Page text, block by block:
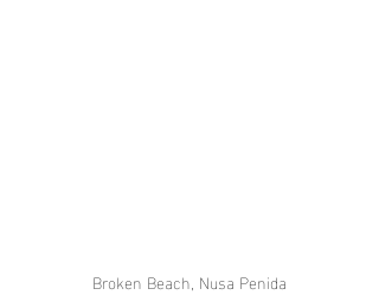
Broken Beach, Nusa Penida